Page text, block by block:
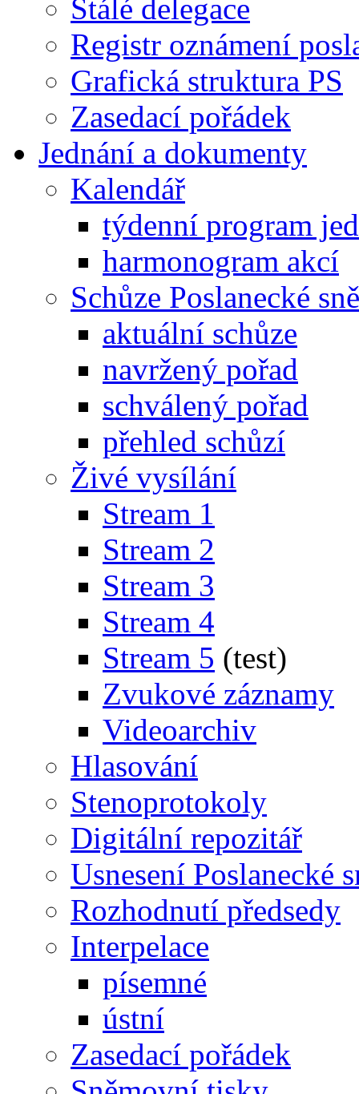
Stálé delegace
Registr oznámení
Grafická struktura PS
Zasedací pořádek
Jednání a dokumenty
Kalendář
týdenní program
harmonogram akcí
Schůze Poslanecké
aktuální schůze
navržený pořad
schválený pořad
přehled schůzí
Živé vysílání
Stream 1
Stream 2
Stream 3
Stream 4
Stream 5 (test)
Zvukové záznamy
Videoarchiv
Hlasování
Stenoprotokoly
Digitální repozitář
Usnesení Poslanecké
Rozhodnutí předsedy
Interpelace
písemné
ústní
Zasedací pořádek